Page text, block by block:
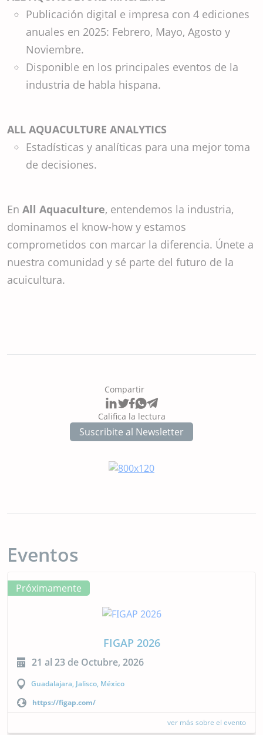
Publicación digital e impresa con 4 ediciones
anuales en 2025: Febrero, Mayo, Agosto y
Noviembre.
Disponible en los principales eventos de la
industria de habla hispana.
ALL AQUACULTURE ANALYTICS
Estadísticas y analíticas para una mejor toma
de decisiones.
En All Aquaculture, entendemos la industria,
dominamos el know-how y estamos
comprometidos con marcar la diferencia. Únete a
nuestra comunidad y sé parte del futuro de la
acuicultura.
Compartir
Califica la lectura
Suscribite al Newsletter
Eventos
Próximamente
FIGAP 2026
21 al 23 de Octubre, 2026
Guadalajara, Jalisco, México
https://figap.com/
ver más sobre el evento